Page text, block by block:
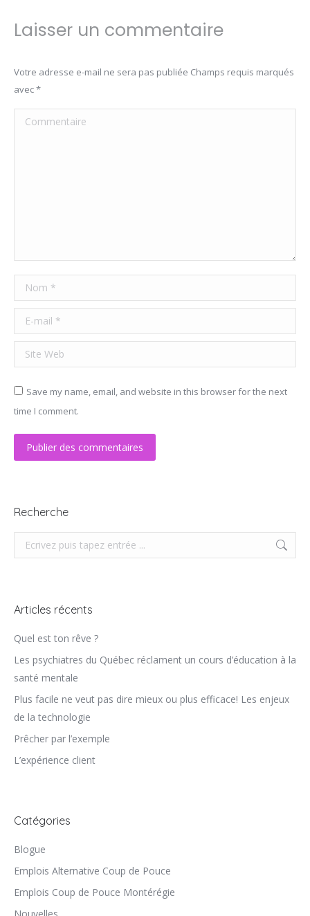
Laisser un commentaire
Votre adresse e-mail ne sera pas publiée Champs requis marqués
avec*
Commentaire
Nom *
E-mail *
Site Web
Save my name, email, and website in this browser for the next
time I comment.
Publier des commentaires
Recherche
Recherche
Articles récents
Quel est ton rêve ?
Les psychiatres du Québec réclament un cours d’éducation à la
santé mentale
Plus facile ne veut pas dire mieux ou plus efficace! Les enjeux
de la technologie
Prêcher par l’exemple
L’expérience client
Catégories
Blogue
Emplois Alternative Coup de Pouce
Emplois Coup de Pouce Montérégie